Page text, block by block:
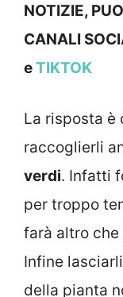
NOTIZIE,
CANALI
eTIKTOK
La risposta è
raccoglierli
verdi. Infatti
per troppo
farà altro
Infine
della pianta